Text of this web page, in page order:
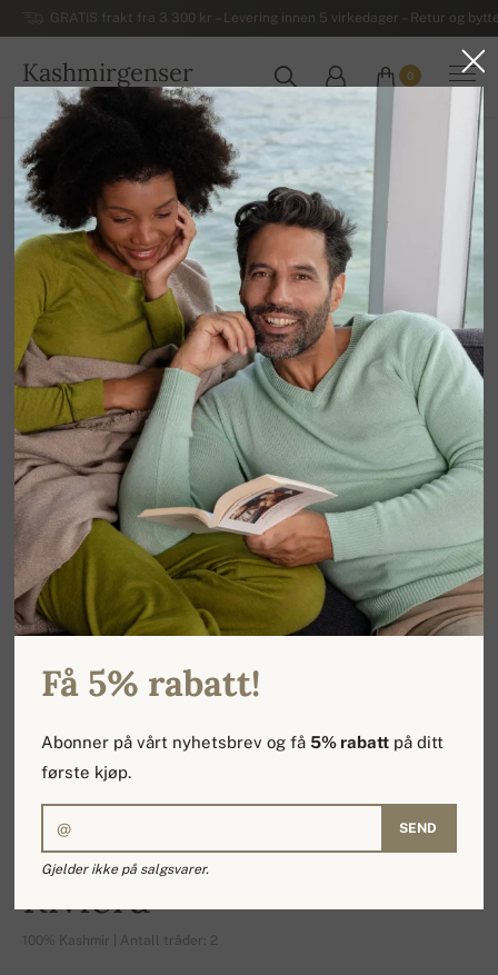
GRATIS frakt fra 3 300 kr – Levering innen 5 virkedager – Retur og
Kashmirgenser
NORGE
0
Hjem
Luksuriøse damegensere i kashmir
Damegensere i kashmir med korte ermer
Riviera
100% Kashmir | Antall tråder: 2
Få 5% rabatt!
Abonner på vårt nyhetsbrev og få5% rabatt på ditt
første kjøp.
SEND
Gjelder ikke på salgsvarer.